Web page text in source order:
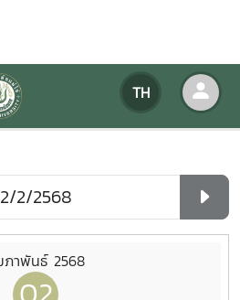
TH
องหน่วยงาน
ยงาน
าพันธ์ 2568